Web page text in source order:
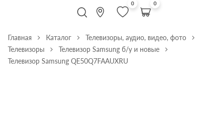
0 0
Главная Каталог
Телевизоры, аудио, видео, фото
Телевизоры
Телевизор Samsung б/у и новые
Телевизор Samsung QE50Q7FAAUXRU